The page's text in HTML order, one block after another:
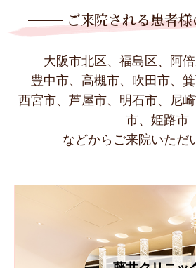
ご来院される患者
大阪市北区、福島区、阿
豊中市、高槻市、吹田市、
西宮市、芦屋市、明石市、尼
市、姫路市
などからご来院いただ